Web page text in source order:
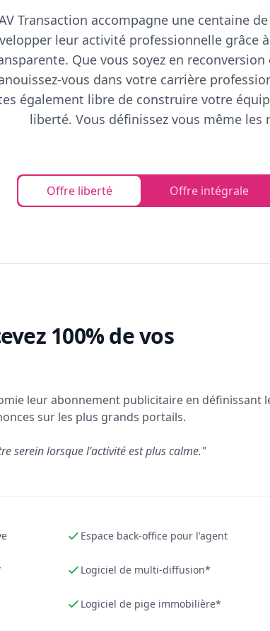
Transaction accompagne une centaine
leur activité professionnelle grâce
Que vous soyez en
vous dans votre carrière
également libre de construire votre
liberté. Vous définissez vous même les
Offre liberté Offre intégrale
100% de vos
leur abonnement publicitaire en définissant
sur les plus grands portails.
serein lorsque l'activité est plus calme."
Espace back-office pour l'agent
Logiciel de multi-diffusion*
Logiciel de pige immobilière*